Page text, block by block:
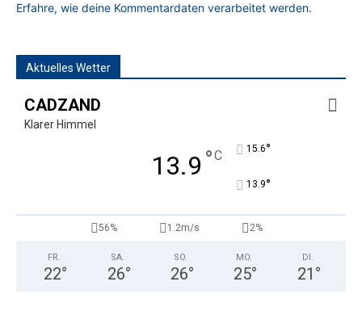
Erfahre, wie deine Kommentardaten verarbeitet werden.
Aktuelles Wetter
CADZAND
Klarer Himmel
13.9 °C 15.6°
13.9°
56% 1.2m/s 2%
FR.
22°
SA.
26°
SO.
26°
MO.
25°
DI.
21 °